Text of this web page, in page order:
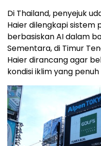
Di Thailand, penyejuk
Haier dilengkapi sistem
berbasiskan AI dalam
Sementara, di Timur
Haier dirancang agar
kondisi iklim yang